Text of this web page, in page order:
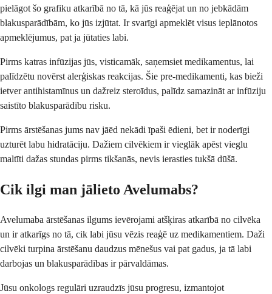
pielāgot šo grafiku atkarībā no tā, kā jūs reaģējat un no jebkādām
blakusparādībām, ko jūs izjūtat. Ir svarīgi apmeklēt visus ieplānotos
apmeklējumus, pat ja jūtaties labi.
Pirms katras infūzijas jūs, visticamāk, saņemsiet medikamentus, lai
palīdzētu novērst alerģiskas reakcijas. Šie pre-medikamenti, kas bieži
ietver antihistamīnus un dažreiz steroīdus, palīdz samazināt ar infūziju
saistīto blakusparādību risku.
Pirms ārstēšanas jums nav jāēd nekādi īpaši ēdieni, bet ir noderīgi
uzturēt labu hidratāciju. Dažiem cilvēkiem ir vieglāk apēst vieglu
maltīti dažas stundas pirms tikšanās, nevis ierasties tukšā dūšā.
Cik ilgi man jālieto Avelumabs?
Avelumaba ārstēšanas ilgums ievērojami atšķiras atkarībā no cilvēka
un ir atkarīgs no tā, cik labi jūsu vēzis reaģē uz medikamentiem. Daži
cilvēki turpina ārstēšanu daudzus mēnešus vai pat gadus, ja tā labi
darbojas un blakusparādības ir pārvaldāmas.
Jūsu onkologs regulāri uzraudzīs jūsu progresu, izmantojot